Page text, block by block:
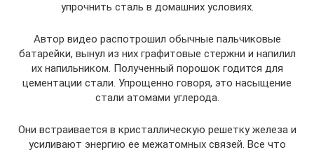
упрочнить сталь в домашних условиях.
Автор видео распотрошил обычные пальчиковые
батарейки, вынул из них графитовые стержни и напилил
их напильником. Полученный порошок годится для
цементации стали. Упрощенно говоря, это насыщение
стали атомами углерода.
Они встраивается в кристаллическую решетку железа и
усиливают энергию ее межатомных связей. Все что